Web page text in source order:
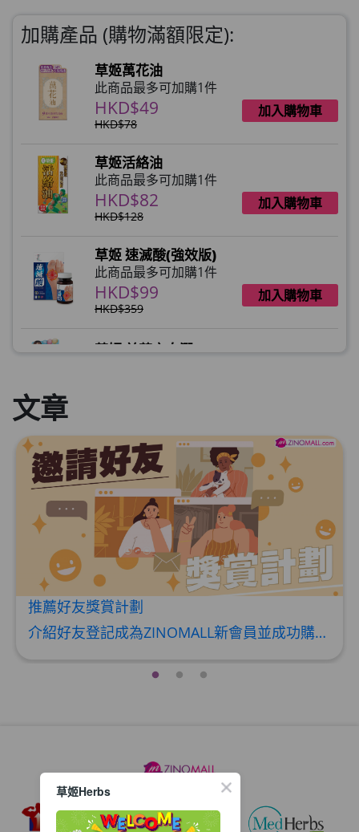
加購產品 (購物滿額限定):
草姬萬花油
此商品最多可加購1件
HKD$49
HKD$78
加入購物車
草姬活絡油
此商品最多可加購1件
HKD$82
HKD$128
加入購物車
草姬 速滅酸(強效版)
此商品最多可加購1件
HKD$99
HKD$359
加入購物車
草姬 益菌之白潤
此商品最多可加購1件
HKD$169
HKD$369
加入購物車
男補精力丸5:1 (到期日2028年1月)
此商品最多可加購1件
HKD$169
HKD$449
加入購物車
理膚泉 無香大哥大防曬 50ml (2027年4
月)
HKD$88
此商品最多可加購1件
HKD$85
HKD$145
文章
推薦好友獎賞計劃
介紹好友登記成為ZINOMALL新會員並成功購物，您即可獲得$50Mall Dollar現金回贈，你的好友亦可同時獲得$50Mall Dollar現金回贈。 **舊會員必須完成首張訂單才可開通邀請好友獎賞計劃** 1. 舊會員可於 我的帳戶>>>邀請好友獎賞 中找到 好友推薦碼 (紅圈位置) 2. 會員可複製好友推薦碼並透過 Whatsapp / Facebook / Email分享給自己好友。推薦好友次數不限，介紹愈多新朋友，可獲得愈多Mall Dollar現金回贈。 3. 好友
草姬Herbs